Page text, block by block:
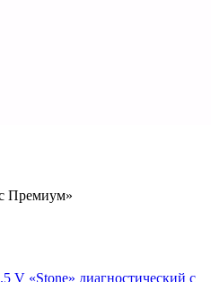
Премиум»
V «Stone» диагностический с